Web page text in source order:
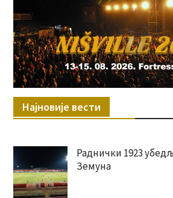
Најновије вести
Раднички 1923
Земуна